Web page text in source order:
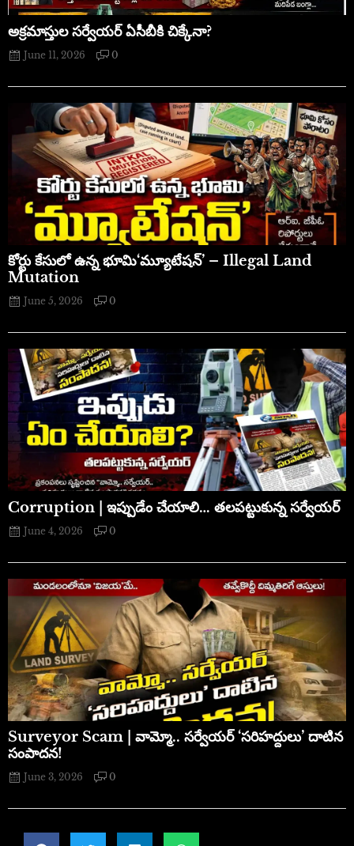
అక్రమాస్తుల సర్వేయర్ ఏసీబీకి చిక్కేనా?
June 11, 2026 0
​కోర్టు కేసులో ఉన్న భూమి‘మ్యూటేషన్’ – Illegal Land
Mutation
June 5, 2026 0
Corruption | ఇప్పుడేం చేయాలి… తలపట్టుకున్న సర్వేయర్
June 4, 2026 0
​Surveyor Scam | వామ్మో.. సర్వేయర్ ‘సరిహద్దులు’ దాటిన
సంపాదన!
June 3, 2026 0